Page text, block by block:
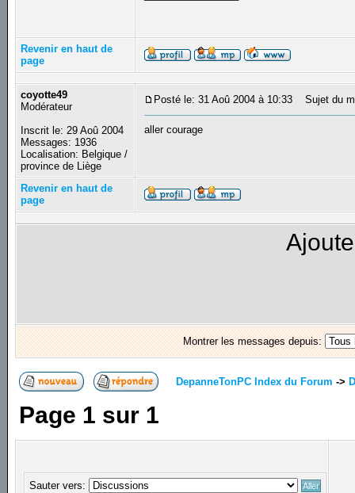
Revenir en haut de
page
coyotte49
Modérateur
Inscrit le: 29 Aoû 2004
Messages: 1936
Localisation: Belgique /
province de Liège
Posté le: 31 Aoû 2004 à 10:33 Sujet du
aller courage
Revenir en haut de
page
Montrer les messages depuis:
DepanneTonPC Index du Forum ->
Page 1 sur 1
Sauter vers: